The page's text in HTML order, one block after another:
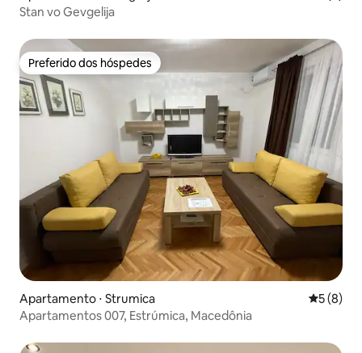
Stan vo Gevgelija
Preferido dos hóspedes
Preferido dos hóspedes
Apartamento ⋅ Strumica 5 de
5 (8)
Apartamentos 007, Estrúmica, Macedônia